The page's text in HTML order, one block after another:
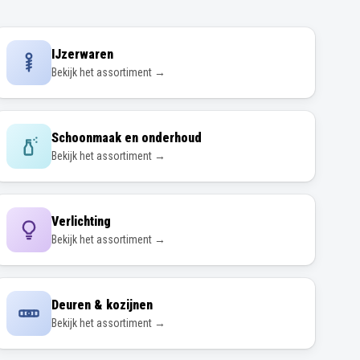
IJzerwaren
Bekijk het assortiment →
Schoonmaak en onderhoud
Bekijk het assortiment →
Verlichting
Bekijk het assortiment →
Deuren & kozijnen
Bekijk het assortiment →